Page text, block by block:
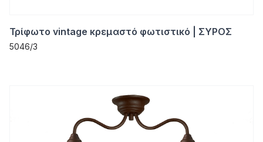
Τρίφωτο vintage κρεμαστό φωτιστικό | ΣΥΡΟΣ
5046/3